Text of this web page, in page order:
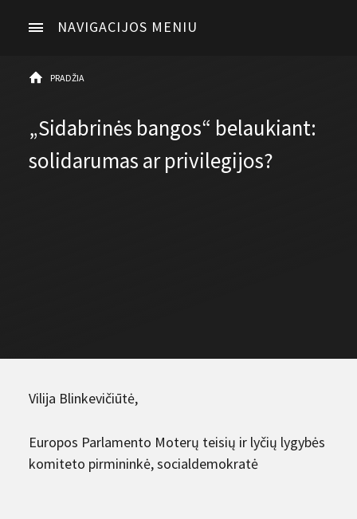
NAVIGACIJOS MENIU
PRADŽIA
„Sidabrinės bangos“ belaukiant:
solidarumas ar privilegijos?
Vilija Blinkevičiūtė,
Europos Parlamento Moterų teisių ir lyčių lygybės
komiteto pirmininkė, socialdemokratė